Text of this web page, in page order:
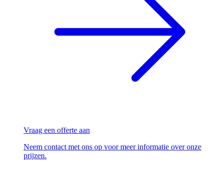
Vraag een offerte aan
Neem contact met ons op voor meer informatie over onze
prijzen.